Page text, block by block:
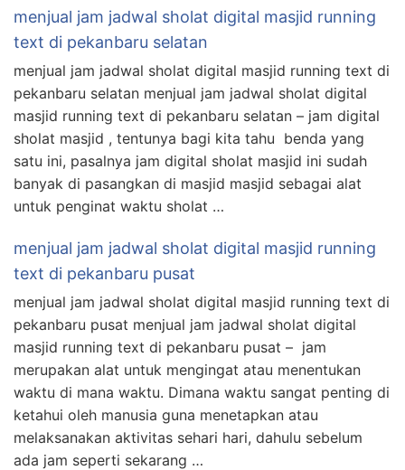
menjual jam jadwal sholat digital masjid running
text di pekanbaru selatan
menjual jam jadwal sholat digital masjid running text di
pekanbaru selatan menjual jam jadwal sholat digital
masjid running text di pekanbaru selatan – jam digital
sholat masjid , tentunya bagi kita tahu benda yang
satu ini, pasalnya jam digital sholat masjid ini sudah
banyak di pasangkan di masjid masjid sebagai alat
untuk penginat waktu sholat …
menjual jam jadwal sholat digital masjid running
text di pekanbaru pusat
menjual jam jadwal sholat digital masjid running text di
pekanbaru pusat menjual jam jadwal sholat digital
masjid running text di pekanbaru pusat – jam
merupakan alat untuk mengingat atau menentukan
waktu di mana waktu. Dimana waktu sangat penting di
ketahui oleh manusia guna menetapkan atau
melaksanakan aktivitas sehari hari, dahulu sebelum
ada jam seperti sekarang …